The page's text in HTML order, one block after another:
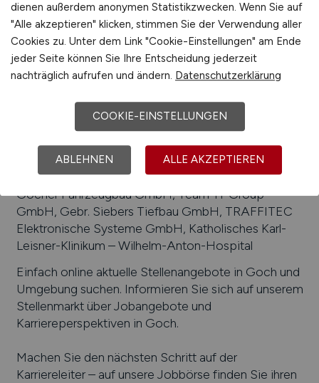
Berufskolleg des Kreises Kleve
Beliebte Jobs inGoch/Branchen:Dienstleistungen,
Lebensmittel, Produktion, Baugewerbe,
Finanzwesen, Logistik, Gesundheitswesen,
Handwerk, IT
Beliebte Arbeitgeber in Goch, die attraktive
Jobangebote bieten
Derbystar Sportartikel GmbH,
DMV-Fonterra Excipients GmbH & Co. KG,
Kässbohrer Fahrzeugwerke, Nähr-Engel GmbH,
Polymeroptix GmbH, Convaso GmbH, GOFA
Gocher Fahrzeugbau GmbH, Team-IT Group
GmbH, Gebr. Siebers Tiefbau GmbH, TRAFFITEC
Elektronische Systeme GmbH, Katholisches Karl-
Leisner-Klinikum – Wilhelm-Anton-Hospital
Einfach online aktuelle Stellenangebote in Goch und
Umgebung suchen. Informieren Sie sich auf unserem
Stellenmarkt über Jobangebote und
Karriereperspektiven in Goch.
Machen Sie den nächsten Schritt auf der
Karriereleiter – auf unsere Jobbörse finden Sie ihren
dienen außerdem anonymen Statistikzwecken. Wenn Sie auf
"Alle akzeptieren" klicken, stimmen Sie der Verwendung aller
Cookies zu. Unter dem Link "Cookie-Einstellungen" am Ende
jeder Seite können Sie Ihre Entscheidung jederzeit
nachträglich aufrufen und ändern. Datenschutzerklärung
COOKIE-EINSTELLUNGEN
ABLEHNEN ALLE AKZEPTIEREN